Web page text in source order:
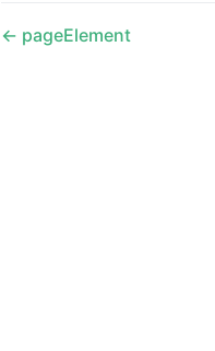
pageElement